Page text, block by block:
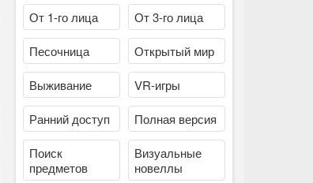
От 1-го лица От 3-го лица
Песочница Открытый мир
Выживание VR-игры
Ранний доступ Полная версия
Поиск
предметов
Визуальные
новеллы